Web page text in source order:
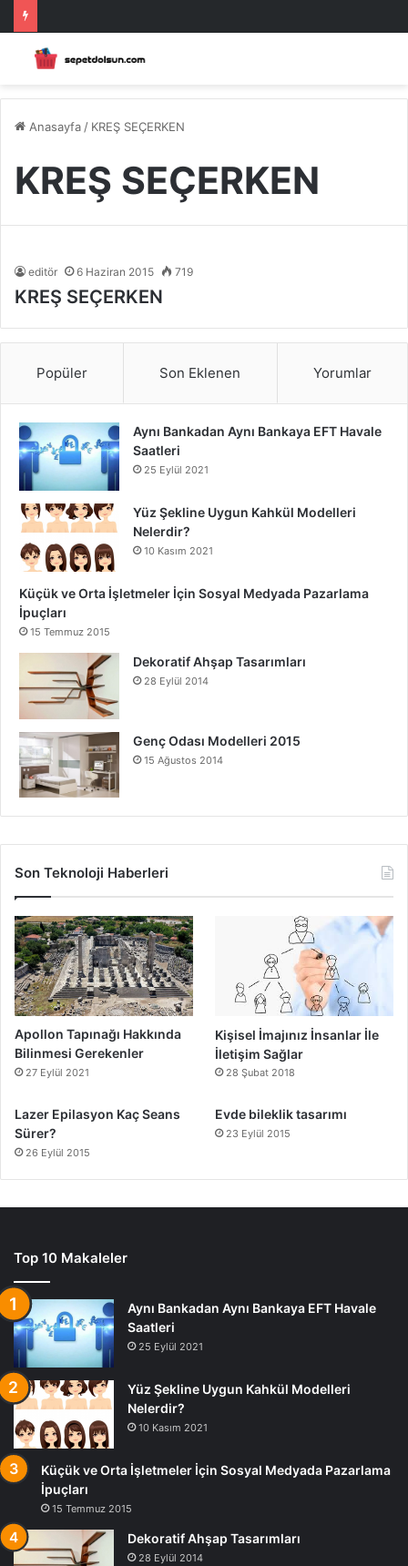
Anasayfa / KREŞ SEÇERKEN
KREŞ SEÇERKEN
editör 6 Haziran 2015 719
KREŞ SEÇERKEN
Popüler Son Eklenen Yorumlar
Aynı Bankadan Aynı Bankaya EFT Havale
Saatleri
25 Eylül 2021
Yüz Şekline Uygun Kahkül Modelleri
Nelerdir?
10 Kasım 2021
Küçük ve Orta İşletmeler İçin Sosyal Medyada Pazarlama
İpuçları
15 Temmuz 2015
Dekoratif Ahşap Tasarımları
28 Eylül 2014
Genç Odası Modelleri 2015
15 Ağustos 2014
Son Teknoloji Haberleri
Apollon Tapınağı Hakkında
Bilinmesi Gerekenler
27 Eylül 2021
Kişisel İmajınız İnsanlar İle
İletişim Sağlar
28 Şubat 2018
Lazer Epilasyon Kaç Seans
Sürer?
26 Eylül 2015
Evde bileklik tasarımı
23 Eylül 2015
Top 10 Makaleler
Aynı Bankadan Aynı Bankaya EFT Havale
Saatleri
25 Eylül 2021
Yüz Şekline Uygun Kahkül Modelleri
Nelerdir?
10 Kasım 2021
Küçük ve Orta İşletmeler İçin Sosyal Medyada Pazarlama
İpuçları
15 Temmuz 2015
Dekoratif Ahşap Tasarımları
28 Eylül 2014